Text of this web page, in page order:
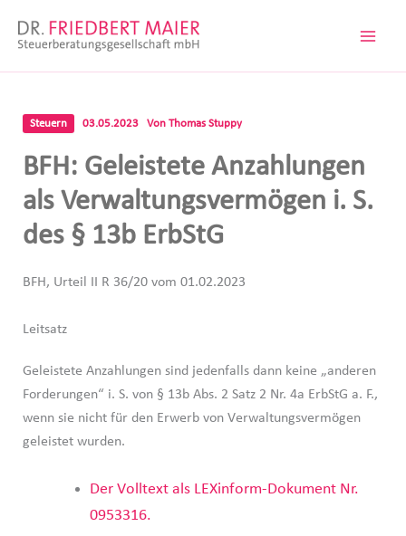
Inhalt
Steuern 03.05.2023 Von Thomas Stuppy
BFH: Geleistete Anzahlungen
als Verwaltungsvermögen i. S.
des § 13b ErbStG
BFH, Urteil II R 36/20 vom 01.02.2023
Leitsatz
Geleistete Anzahlungen sind jedenfalls dann keine „anderen
Forderungen“ i. S. von § 13b Abs. 2 Satz 2 Nr. 4a ErbStG a. F.,
wenn sie nicht für den Erwerb von Verwaltungsvermögen
geleistet wurden.
Der Volltext als LEXinform-Dokument Nr.
0953316.